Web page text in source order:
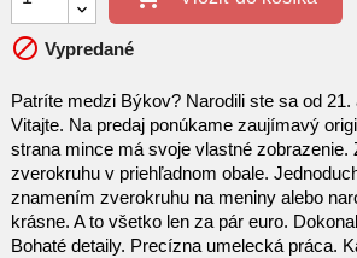
 Vypredané
Patríte medzi Býkov? Narodili ste sa od 21.
Vitajte. Na predaj ponúkame zaujímavý
strana mince má svoje vlastné zobrazenie.
zverokruhu v priehľadnom obale.
znamením zverokruhu na meniny alebo
krásne. A to všetko len za pár euro.
Bohaté detaily. Precízna umelecká práca.